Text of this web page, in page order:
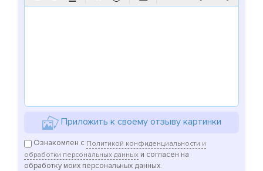
Приложить к своему отзыву картинки
Ознакомлен с Политикой конфиденциальности и
обработки персональных данных и согласен на
обработку моих персональных данных.